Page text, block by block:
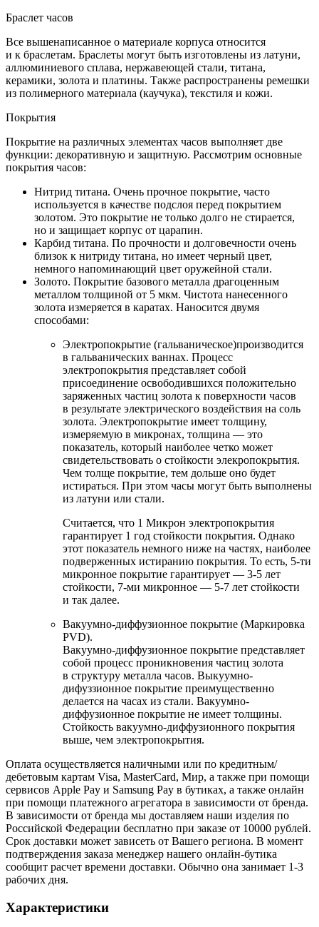
Браслет часов
Все вышенаписанное о материале корпуса относится
и к браслетам. Браслеты могут быть изготовлены из латуни,
аллюминиевого сплава, нержавеющей стали, титана,
керамики, золота и платины. Также распространены ремешки
из полимерного материала (каучука), текстиля и кожи.
Покрытия
Покрытие на различных элементах часов выполняет две
функции: декоративную и защитную. Рассмотрим основные
покрытия часов:
Нитрид титана. Очень прочное покрытие, часто
используется в качестве подслоя перед покрытием
золотом. Это покрытие не только долго не стирается,
но и защищает корпус от царапин.
Карбид титана. По прочности и долговечности очень
близок к нитриду титана, но имеет черный цвет,
немного напоминающий цвет оружейной стали.
Золото. Покрытие базового металла драгоценным
металлом толщиной от 5 мкм. Чистота нанесенного
золота измеряется в каратах. Наносится двумя
способами:
Электропокрытие (гальваническое)производится
в гальванических ваннах. Процесс
электропокрытия представляет собой
присоединение освободившихся положительно
заряженных частиц золота к поверхности часов
в результате электрического воздействия на соль
золота. Электропокрытие имеет толщину,
измеряемую в микронах, толщина — это
показатель, который наиболее четко может
свидетельствовать о стойкости элекропокрытия.
Чем толще покрытие, тем дольше оно будет
истираться. При этом часы могут быть выполнены
из латуни или стали.
Считается, что 1 Микрон электропокрытия
гарантирует 1 год стойкости покрытия. Однако
этот показатель немного ниже на частях, наиболее
подверженных истиранию покрытия. То есть, 5-ти
микронное покрытие гарантирует — 3-5 лет
стойкости, 7-ми микронное — 5-7 лет стойкости
и так далее.
Вакуумно-диффузионное покрытие (Маркировка
PVD).
Вакуумно-диффузионное покрытие представляет
собой процесс проникновения частиц золота
в структуру металла часов. Выкуумно-
дифуззионное покрытие преимущественно
делается на часах из стали. Вакуумно-
диффузионное покрытие не имеет толщины.
Стойкость вакуумно-диффузионного покрытия
выше, чем электропокрытия.
Оплата осуществляется наличными или по кредитным/
дебетовым картам Visa, MasterCard, Мир, а также при помощи
сервисов Apple Pay и Samsung Pay в бутиках, а также онлайн
при помощи платежного агрегатора в зависимости от бренда.
В зависимости от бренда мы доставляем наши изделия по
Российской Федерации бесплатно при заказе от 10000 рублей.
Срок доставки может зависеть от Вашего региона. В момент
подтверждения заказа менеджер нашего онлайн-бутика
сообщит расчет времени доставки. Обычно она занимает 1-3
рабочих дня.
Характеристики